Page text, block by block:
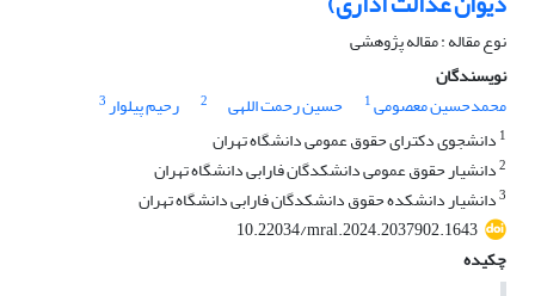
نوع مقاله : مقاله پژوهشی
نویسندگان
محمدحسین معصومی1 حسین رحمت اللهی 2 رحیم پیلوار3
1 دانشجوی دکترای حقوق عمومی دانشگاه تهران
2دانشیار حقوق عمومی دانشکدگان فارابی دانشگاه تهران
3دانشیار دانشکده حقوق دانشکدگان فارابی دانشگاه تهران
10.22034/mral.2024.2037902.1643
چکیده